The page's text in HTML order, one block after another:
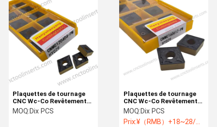
Plaquettes de tournage
CNC Wc-Co Revêtement
CVD CNMG120408-PM
HY029 Aciers
MOQ:Dix PCS
Plaquettes de tournage
CNC Wc-Co Revêtement
CVD CNMG160612-PM
HY029 Aciers
MOQ:Dix PCS
Prix:¥（RMB）+18~28/PCS